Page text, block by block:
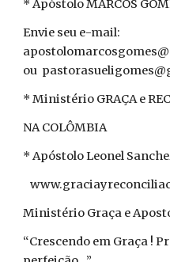
* Apóstolo MARCOS
Envie seu e-mail:
ou
* Ministério GRAÇA e
NA COLÔMBIA
* Apóstolo Leonel
Ministério Graça e
“Crescendo em Graça !